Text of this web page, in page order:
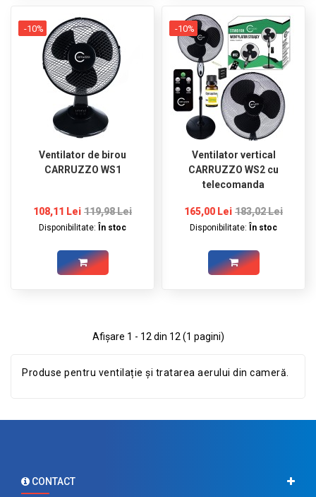
-10%
Ventilator de birou
CARRUZZO WS1
108,11 Lei 119,98 Lei
Disponibilitate: În stoc
-10%
Ventilator vertical
CARRUZZO WS2 cu
telecomanda
165,00 Lei 183,02 Lei
Disponibilitate: În stoc
Afişare 1 - 12 din 12 (1 pagini)
Produse pentru ventilație și tratarea aerului din cameră.
CONTACT